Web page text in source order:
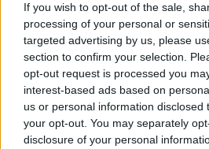
If you wish to opt-out of the sale,
processing of your personal or
targeted advertising by us, please
section to confirm your selection.
opt-out request is processed you
interest-based ads based on
us or personal information disclosed
your opt-out. You may separately
disclosure of your personal